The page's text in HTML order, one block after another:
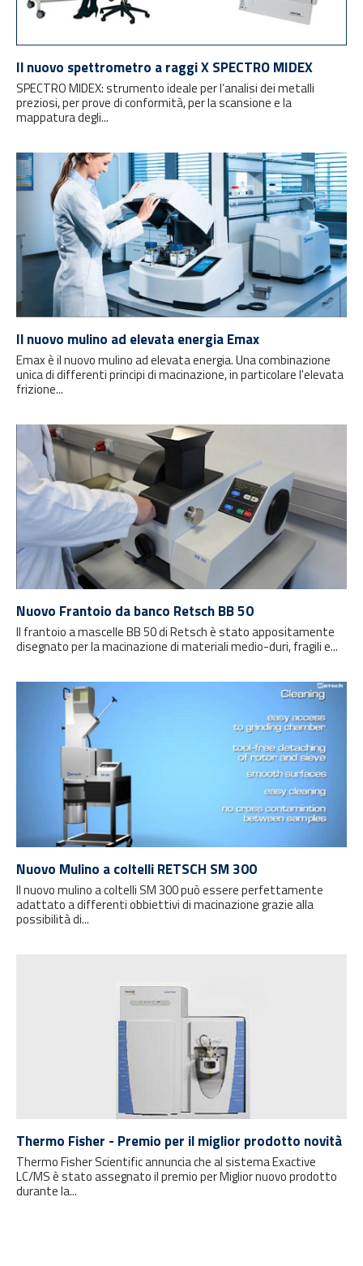
Il nuovo spettrometro a raggi X SPECTRO MIDEX
SPECTRO MIDEX: strumento ideale per l’analisi dei metalli
preziosi, per prove di conformità, per la scansione e la
mappatura degli...
Il nuovo mulino ad elevata energia Emax
Emax è il nuovo mulino ad elevata energia. Una combinazione
unica di differenti principi di macinazione, in particolare l'elevata
frizione...
Nuovo Frantoio da banco Retsch BB 50
Il frantoio a mascelle BB 50 di Retsch è stato appositamente
disegnato per la macinazione di materiali medio-duri, fragili e...
Nuovo Mulino a coltelli RETSCH SM 300
Il nuovo mulino a coltelli SM 300 può essere perfettamente
adattato a differenti obbiettivi di macinazione grazie alla
possibilità di...
Thermo Fisher - Premio per il miglior prodotto novità
Thermo Fisher Scientific annuncia che al sistema Exactive
LC/MS è stato assegnato il premio per Miglior nuovo prodotto
durante la...